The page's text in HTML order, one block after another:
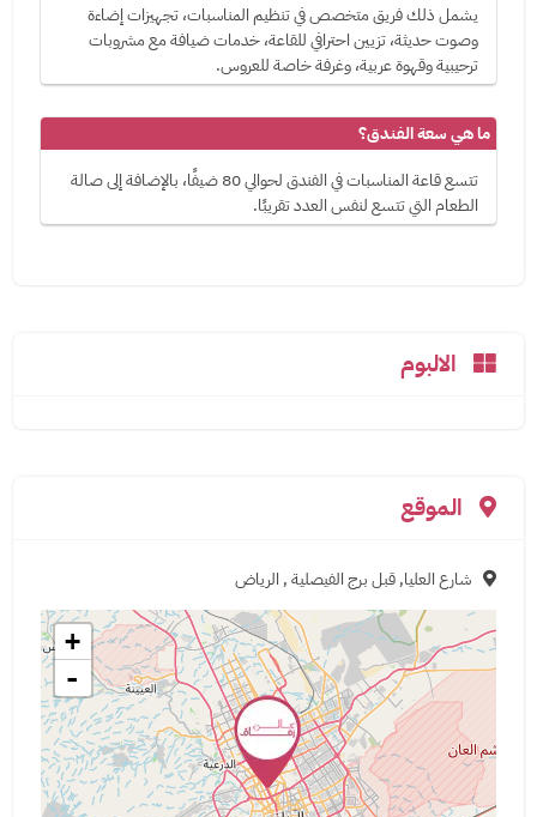
يشمل ذلك فريق متخصص في تنظيم المناسبات، تجهيزات إضاءة
وصوت حديثة، تزيين احترافي للقاعة، خدمات ضيافة مع مشروبات
ترحيبية وقهوة عربية، وغرفة خاصة للعروس.
ما هي سعة الفندق؟
تتسع قاعة المناسبات في الفندق لحوالي 80 ضيفًا، بالإضافة إلى صالة
الطعام التي تتسع لنفس العدد تقريبًا.
الالبوم
الموقع
شارع العليا, قبل برج الفيصلية , الرياض
+
-